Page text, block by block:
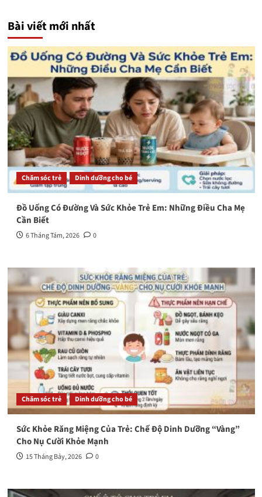
Bài viết mới nhất
Chăm sóc trẻ Dinh dưỡng cho bé
Đồ Uống Có Đường Và Sức Khỏe Trẻ Em: Những Điều Cha Mẹ
Cần Biết
6 Tháng Tám, 2026 0
Chăm sóc trẻ Dinh dưỡng cho bé
Sức Khỏe Răng Miệng Của Trẻ: Chế Độ Dinh Dưỡng “Vàng”
Cho Nụ Cười Khỏe Mạnh
15 Tháng Bảy, 2026 0